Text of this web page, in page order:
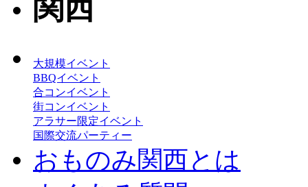
大規模イベント
BBQイベント
合コンイベント
街コンイベント
アラサー限定イベント
国際交流パーティー
おものみ関西とは